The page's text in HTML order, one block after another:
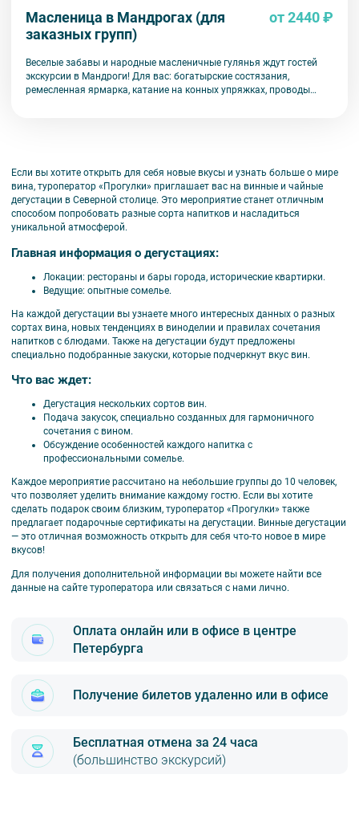
Масленица в Мандрогах (для
заказных групп)
от 2440 ₽
Веселые забавы и народные масленичные гулянья ждут гостей
экскурсии в Мандроги! Для вас: богатырские состязания,
ремесленная ярмарка, катание на конных упряжках, проводы
Если вы хотите открыть для себя новые вкусы и узнать больше о мире
вина, туроператор «Прогулки» приглашает вас на винные и чайные
дегустации в Северной столице. Это мероприятие станет отличным
способом попробовать разные сорта напитков и насладиться
уникальной атмосферой.
Главная информация о дегустациях:
Локации: рестораны и бары города, исторические квартирки.
Ведущие: опытные сомелье.
На каждой дегустации вы узнаете много интересных данных о разных
сортах вина, новых тенденциях в виноделии и правилах сочетания
напитков с блюдами. Также на дегустации будут предложены
специально подобранные закуски, которые подчеркнут вкус вин.
Что вас ждет:
Дегустация нескольких сортов вин.
Подача закусок, специально созданных для гармоничного
сочетания с вином.
Обсуждение особенностей каждого напитка с
профессиональными сомелье.
Каждое мероприятие рассчитано на небольшие группы до 10 человек,
что позволяет уделить внимание каждому гостю. Если вы хотите
сделать подарок своим близким, туроператор «Прогулки» также
предлагает подарочные сертификаты на дегустации. Винные дегустации
— это отличная возможность открыть для себя что-то новое в мире
вкусов!
Для получения дополнительной информации вы можете найти все
данные на сайте туроператора или связаться с нами лично.
Оплата онлайн или в офисе в центре
Петербурга
Получение билетов удаленно или в офисе
Бесплатная отмена за 24 часа
(большинство экскурсий)